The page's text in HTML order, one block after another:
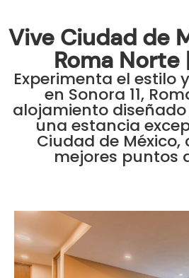
Vive Ciudad de
Roma Norte
Experimenta el estilo
en Sonora 11,
alojamiento
una estancia
Ciudad de México,
mejores puntos